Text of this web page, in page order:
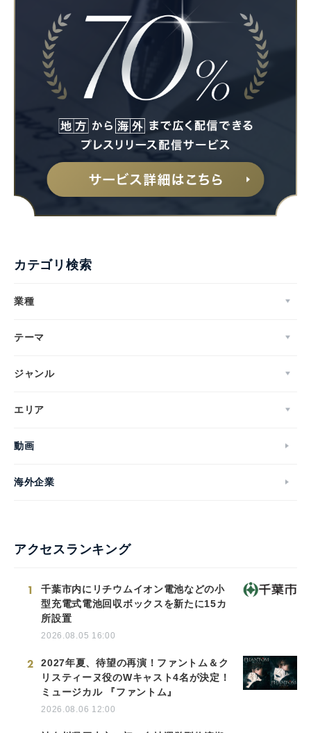
カテゴリ検索
業種
テーマ
ジャンル
エリア
動画
海外企業
アクセスランキング
1
千葉市内にリチウムイオン電池などの小
型充電式電池回収ボックスを新たに15カ
所設置
2026.08.05 16:00
2
2027年夏、待望の再演！ファントム＆ク
リスティーヌ役のWキャスト4名が決定！
ミュージカル 『ファントム』
2026.08.06 12:00